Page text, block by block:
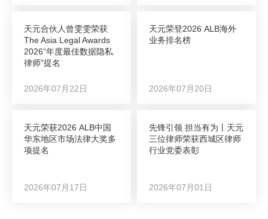
天元合伙人曾雯雯荣获
The Asia Legal Awards
2026“年度最佳数据隐私
律师”提名
2026年07月22日
天元荣登2026 ALB海外
业务排名榜
2026年07月20日
天元荣获2026 ALB中国
华东地区市场法律大奖多
项提名
2026年07月17日
先锋引领 担当有为丨天元
三位律师荣获西城区律师
行业党委表彰
2026年07月01日